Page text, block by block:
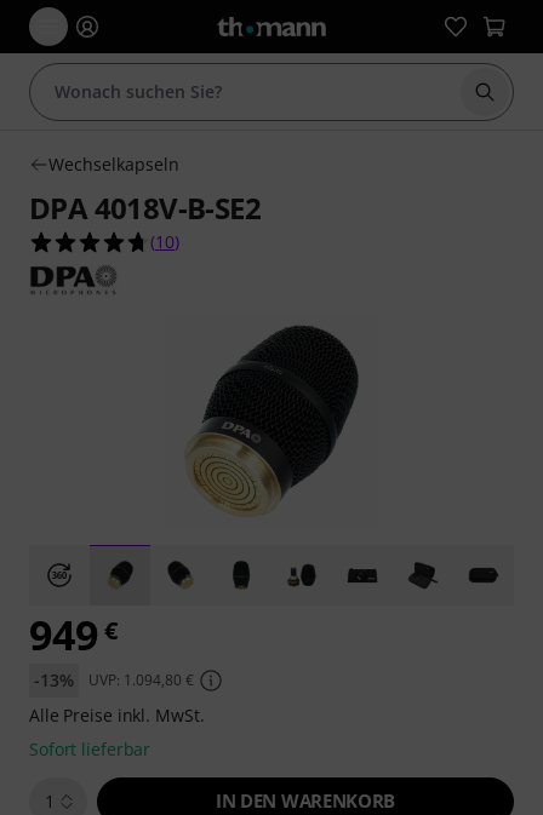
Suche
Wechselkapseln
DPA 4018V-B-SE2
4.7 von 5 Sternen aus 10 Kundenbewertungen
(10)
949 €
-13% UVP: 1.094,80 €
Alle Preise inkl. MwSt.
Sofort lieferbar
1 IN DEN WARENKORB